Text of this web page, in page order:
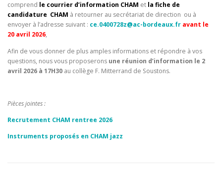
comprend le courrier d’information CHAM et la fiche de
candidature CHAM à retourner au secrétariat de direction ou à
envoyer à l’adresse suivant : ce.0400728z@ac-bordeaux.fr avant le
20 avril 2026,
Afin de vous donner de plus amples informations et répondre à vos
questions, nous vous proposerons une réunion d’information le 2
avril 2026 à 17H30 au collège F. Mitterrand de Soustons.
Pièces jointes :
Recrutement CHAM rentree 2026
Instruments proposés en CHAM jazz